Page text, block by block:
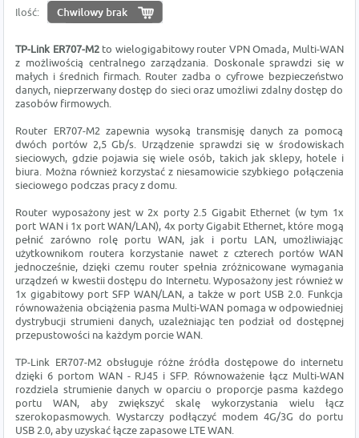
Ilość:
TP-Link ER707-M2to wielogigabitowy router VPN Omada, Multi-WAN
z możliwością centralnego zarządzania. Doskonale sprawdzi się w
małych i średnich firmach. Router zadba o cyfrowe bezpieczeństwo
danych, nieprzerwany dostęp do sieci oraz umożliwi zdalny dostęp do
zasobów firmowych.
Router ER707-M2 zapewnia wysoką transmisję danych za pomocą
dwóch portów 2,5 Gb/s. Urządzenie sprawdzi się w środowiskach
sieciowych, gdzie pojawia się wiele osób, takich jak sklepy, hotele i
biura. Można również korzystać z niesamowicie szybkiego połączenia
sieciowego podczas pracy z domu.
Router wyposażony jest w 2x porty 2.5 Gigabit Ethernet (w tym 1x
port WAN i 1x port WAN/LAN), 4x porty Gigabit Ethernet, które mogą
pełnić zarówno rolę portu WAN, jak i portu LAN, umożliwiając
użytkownikom routera korzystanie nawet z czterech portów WAN
jednocześnie, dzięki czemu router spełnia zróżnicowane wymagania
urządzeń w kwestii dostępu do Internetu. Wyposażony jest również w
1x gigabitowy port SFP WAN/LAN, a także w port USB 2.0. Funkcja
równoważenia obciążenia pasma Multi-WAN pomaga w odpowiedniej
dystrybucji strumieni danych, uzależniając ten podział od dostępnej
przepustowości na każdym porcie WAN.
TP-Link ER707-M2 obsługuje różne źródła dostępowe do internetu
dzięki 6 portom WAN - RJ45 i SFP. Równoważenie łącz Multi-WAN
rozdziela strumienie danych w oparciu o proporcje pasma każdego
portu WAN, aby zwiększyć skalę wykorzystania wielu łącz
szerokopasmowych. Wystarczy podłączyć modem 4G/3G do portu
USB 2.0, aby uzyskać łącze zapasowe LTE WAN.